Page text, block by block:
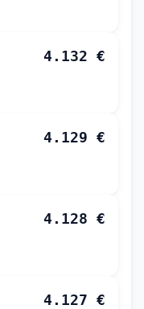
4.132 €
4.129 €
4.128 €
4.127 €